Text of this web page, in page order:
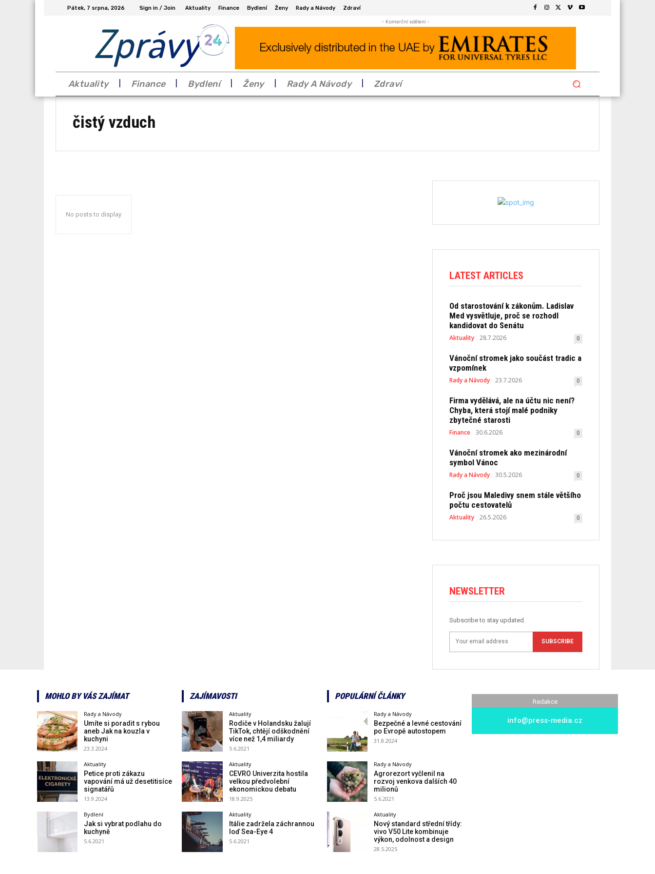
Pátek, 7 srpna, 2026 Sign in / Join Aktuality Finance Bydlení Ženy Rady a Návody Zdraví
Zprávy - Komerční sdělení -
Aktuality Finance Bydlení Ženy Rady A Návody Zdraví
čistý vzduch
No posts to display
LATEST ARTICLES
Od starostování k zákonům. Ladislav
Med vysvětluje, proč se rozhodl
kandidovat do Senátu
Aktuality 28.7.2026 0
Vánoční stromek jako součást tradic a
vzpomínek
Rady a Návody 23.7.2026 0
Firma vydělává, ale na účtu nic není?
Chyba, která stojí malé podniky
zbytečné starosti
Finance 30.6.2026 0
Vánoční stromek ako mezinárodní
symbol Vánoc
Rady a Návody 30.5.2026 0
Proč jsou Maledivy snem stále většího
počtu cestovatelů
Aktuality 26.5.2026 0
NEWSLETTER
Subscribe to stay updated.
SUBSCRIBE
MOHLO BY VÁS ZAJÍMAT
Rady a Návody
Umíte si poradit s rybou
aneb Jak na kouzla v
kuchyni
23.3.2024
Aktuality
Petice proti zákazu
vapování má už desetitisíce
signatářů
13.9.2024
Bydlení
Jak si vybrat podlahu do
kuchyně
5.6.2021
ZAJÍMAVOSTI
Aktuality
Rodiče v Holandsku žalují
TikTok, chtějí odškodnění
více než 1,4 miliardy
5.6.2021
Aktuality
CEVRO Univerzita hostila
velkou předvolební
ekonomickou debatu
18.9.2025
Aktuality
Itálie zadržela záchrannou
loď Sea-Eye 4
5.6.2021
POPULÁRNÍ ČLÁNKY
Rady a Návody
Bezpečné a levné cestování
po Evropě autostopem
31.8.2024
Rady a Návody
Agrorezort vyčlenil na
rozvoj venkova dalších 40
milionů
5.6.2021
Aktuality
Nový standard střední třídy:
vivo V50 Lite kombinuje
výkon, odolnost a design
28.5.2025
Redakce
info@press-media.cz